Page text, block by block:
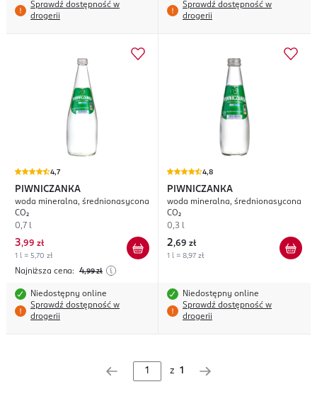
Sprawdź dostępność w
drogerii
Sprawdź dostępność w
drogerii
4,7
PIWNICZANKA
woda mineralna, średnionasycona
CO₂
0,7 l
3,99 zł
1 l = 5,70 zł
Najniższa cena: 4,99 zł
Niedostępny online
Sprawdź dostępność w
drogerii
4,8
PIWNICZANKA
woda mineralna, średnionasycona
CO₂
0,3 l
2,69 zł
1 l = 8,97 zł
Niedostępny online
Sprawdź dostępność w
drogerii
z 1